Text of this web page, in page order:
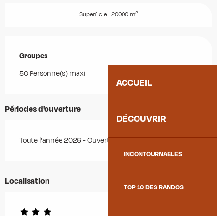
ACCUEIL
DÉCOUVRIR
INCONTOURNABLES
TOP 10 DES RANDOS
Superficie : 20000 m2
Groupes
Groupes
50 Personne(s) maxi
Périodes d'ouverture
Toute l'année 2026 - Ouvert tous les jours
Localisation